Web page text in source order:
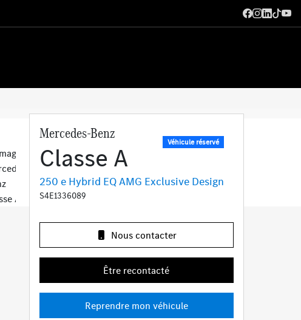
Véhicule réservé
Mercedes-Benz
Classe A
250 e Hybrid EQ AMG Exclusive Design
S4E1336089
Nous contacter
Être recontacté
Reprendre mon véhicule